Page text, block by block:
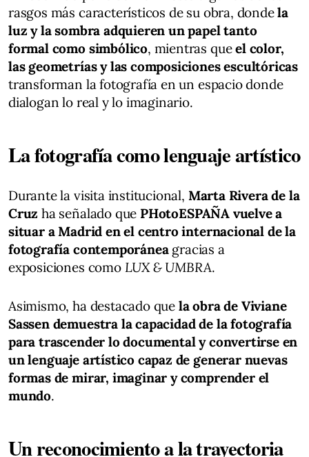
rasgos más característicos de su obra, dondela
luz y la sombra adquieren un papel tanto
formal como simbólico, mientras queel color,
las geometrías y las composiciones escultóricas
transforman la fotografía en un espacio donde
dialogan lo real y lo imaginario.
La fotografía como lenguaje artístico
Durante la visita institucional, Marta Rivera de la
Cruz ha señalado que PHotoESPAÑA vuelve a
situar a Madrid en el centro internacional de la
fotografía contemporáneagracias a
exposiciones como LUX & UMBRA.
Asimismo, ha destacado que la obra de Viviane
Sassen demuestra la capacidad de la fotografía
para trascender lo documental y convertirse en
un lenguaje artístico capaz de generar nuevas
formas de mirar, imaginar y comprender el
mundo.
Un reconocimiento a la trayectoria